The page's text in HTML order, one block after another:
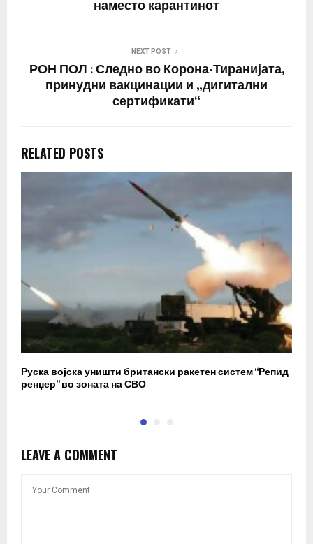
наместо карантинот
NEXT POST
РОН ПОЛ : Следно во Корона-Тиранијата,
принудни вакцинации и „дигитални
сертификати“
RELATED POSTS
Руска војска уништи британски ракетен систем “Репид
ренџер” во зоната на СВО
LEAVE A COMMENT